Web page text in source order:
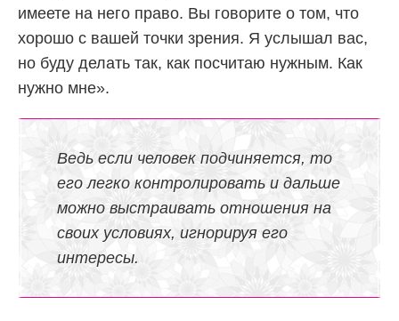
имеете на него право. Вы говорите о том, что
хорошо с вашей точки зрения. Я услышал вас,
но буду делать так, как посчитаю нужным. Как
нужно мне».
Ведь если человек подчиняется, то
его легко контролировать и дальше
можно выстраивать отношения на
своих условиях, игнорируя его
интересы.